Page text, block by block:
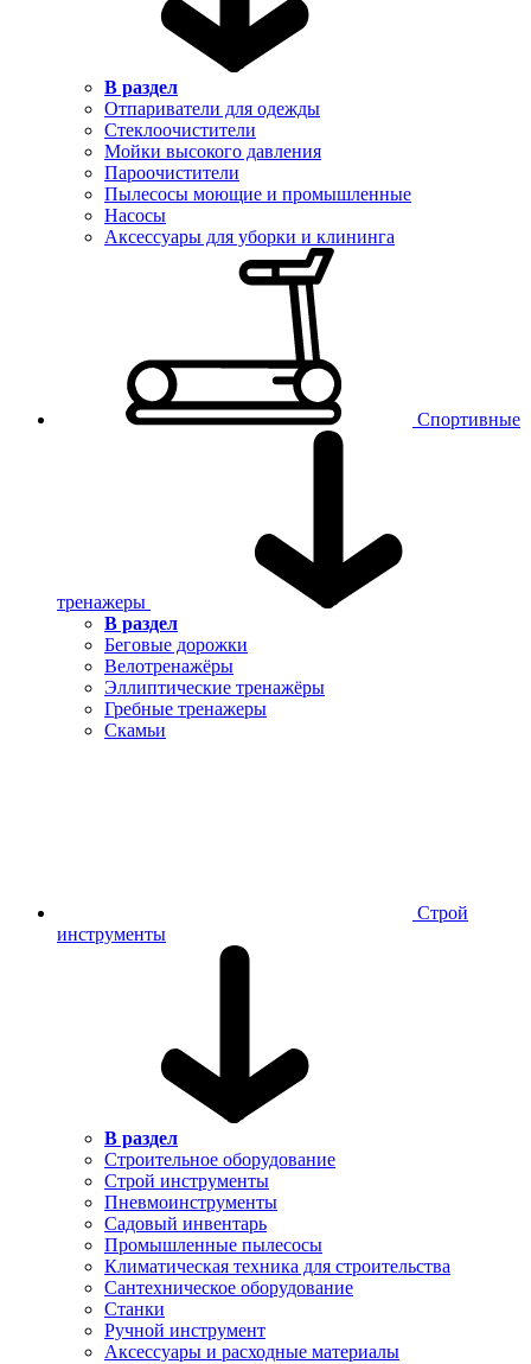
В раздел
Отпариватели для одежды
Стеклоочистители
Мойки высокого давления
Пароочистители
Пылесосы моющие и промышленные
Насосы
Аксессуары для уборки и клининга
Спортивные
тренажеры
В раздел
Беговые дорожки
Велотренажёры
Эллиптические тренажёры
Гребные тренажеры
Скамьи
Строй
инструменты
В раздел
Строительное оборудование
Строй инструменты
Пневмоинструменты
Садовый инвентарь
Промышленные пылесосы
Климатическая техника для строительства
Сантехническое оборудование
Станки
Ручной инструмент
Аксессуары и расходные материалы